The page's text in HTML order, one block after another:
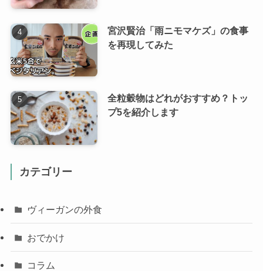
宮沢賢治「雨ニモマケズ」の食事
を再現してみた
全粒穀物はどれがおすすめ？トッ
プ5を紹介します
カテゴリー
ヴィーガンの外食
おでかけ
コラム